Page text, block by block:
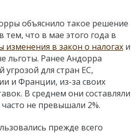
объяснило такое решение
тем, что в мае этого года в
изменения в закон о налогах и
льготы. Ранее Андорра
угрозой для стран ЕС,
и Франции, из-за своих
В среднем они составляли
не превышали 2%.
прежде всего